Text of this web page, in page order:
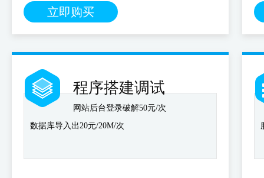
立即购买
程序搭建调试
网站后台登录破解50元/次
数据库导入出20元/20M/次